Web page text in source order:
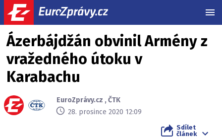
Ázerbájdžán obvinil Armény z
vražedného útoku v
Karabachu
EuroZprávy.cz ,ČTK
28. prosince 2020 12:09
Sdílet
článek